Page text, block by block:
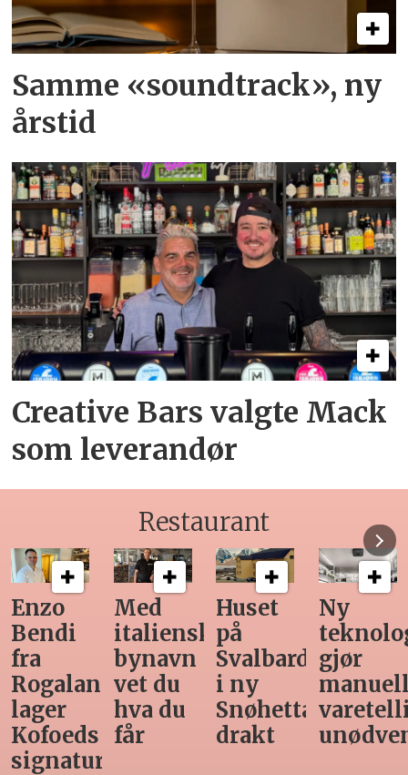
Samme «soundtrack», ny
årstid
Creative Bars valgte Mack
som leverandør
Restaurant
Med
italiensk
bynavn
vet du
hva du
får
Huset
på
Svalbard
i ny
Snøhetta-
drakt
Ny
teknologi
gjør
manuell
varetelling
unødvendig
Siste
Horeca-
før